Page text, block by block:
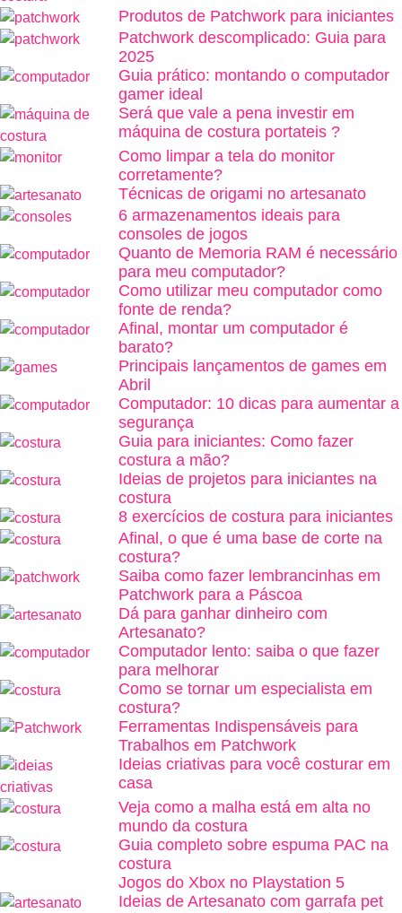
Produtos de Patchwork para iniciantes
Patchwork descomplicado: Guia para
2025
Guia prático: montando o computador
gamer ideal
Será que vale a pena investir em
máquina de costura portateis ?
Como limpar a tela do monitor
corretamente?
Técnicas de origami no artesanato
6 armazenamentos ideais para
consoles de jogos
Quanto de Memoria RAM é necessário
para meu computador?
Como utilizar meu computador como
fonte de renda?
Afinal, montar um computador é
barato?
Principais lançamentos de games em
Abril
Computador: 10 dicas para aumentar a
segurança
Guia para iniciantes: Como fazer
costura a mão?
Ideias de projetos para iniciantes na
costura
8 exercícios de costura para iniciantes
Afinal, o que é uma base de corte na
costura?
Saiba como fazer lembrancinhas em
Patchwork para a Páscoa
Dá para ganhar dinheiro com
Artesanato?
Computador lento: saiba o que fazer
para melhorar
Como se tornar um especialista em
costura?
Ferramentas Indispensáveis para
Trabalhos em Patchwork
Ideias criativas para você costurar em
casa
Veja como a malha está em alta no
mundo da costura
Guia completo sobre espuma PAC na
costura
Jogos do Xbox no Playstation 5
Ideias de Artesanato com garrafa pet